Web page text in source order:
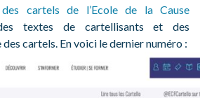
cartels de l’Ecole de la Cause
textes de cartellisants et des
cartels. En voici le dernier numéro :